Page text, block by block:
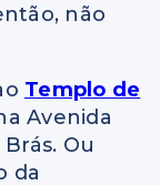
não
Templo de
Avenida
Ou
da